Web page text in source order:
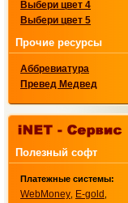
Выбери цвет 4
Выбери цвет 5
Прочие ресурсы
Аббревиатура
Превед Медвед
Полезный софт
Платежные системы:
WebMoney E-gold